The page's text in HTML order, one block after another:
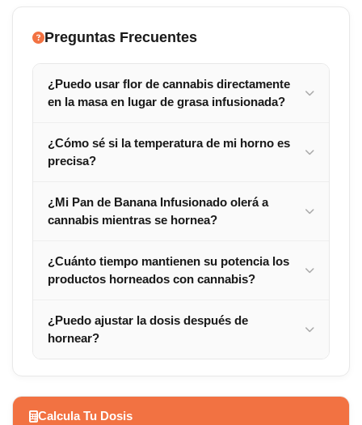
Preguntas Frecuentes
¿Puedo usar flor de cannabis directamente
en la masa en lugar de grasa infusionada?
¿Cómo sé si la temperatura de mi horno es
precisa?
¿Mi Pan de Banana Infusionado olerá a
cannabis mientras se hornea?
¿Cuánto tiempo mantienen su potencia los
productos horneados con cannabis?
¿Puedo ajustar la dosis después de
hornear?
Calcula Tu Dosis